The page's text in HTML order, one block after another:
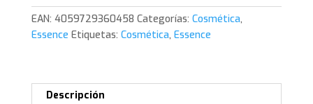
Cejas
05.
EAN: 4059729360458 Categorías: Cosmética,
Essence Etiquetas: Cosmética, Essence
Descripción